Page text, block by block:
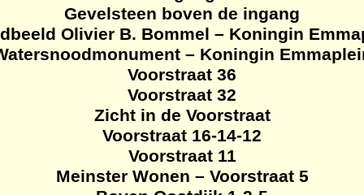
Gevelsteen boven de ingang
Olivier B. Bommel – Koningin
– Koningin
Voorstraat 36
Voorstraat 32
Zicht in de Voorstraat
Voorstraat 16-14-12
Voorstraat 11
Meinster Wonen – Voorstraat 5